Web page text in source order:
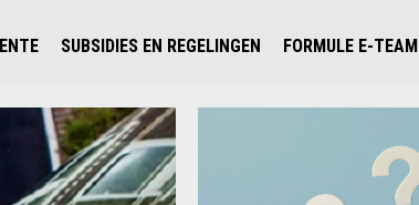
GEMEENTEN
SUBSIDIES EN REGELINGEN FORMULE E-TEAM